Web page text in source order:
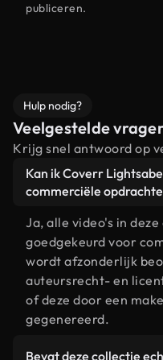
publiceren.
Hulp nodig?
Veelgestelde
Krijg snel antwoord op
Kan ik Coverr
commerciële
Ja, alle video's in
goedgekeurd voor
wordt afzonderlijk
auteursrecht- en
of deze door een
gegenereerd.
Bevat deze collectie